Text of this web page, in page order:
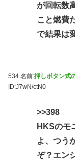
が回転数
こと燃費
で結果は
534 名前:押しボタン式
ID:J7wN/ctN0
>>398
HKSのモ
よ、つう
ぞ？エン